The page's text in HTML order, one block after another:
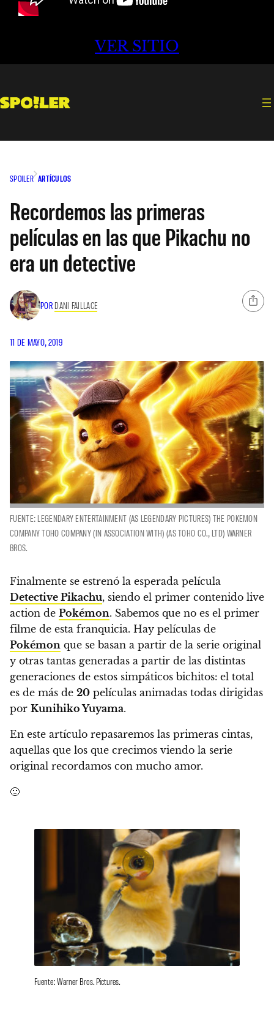
VER SITIO
SPOILER ARTÍCULOS
Recordemos las primeras
películas en las que Pikachu no
era un detective
POR DANI FAILLACE
11 DE MAYO, 2019
FUENTE: LEGENDARY ENTERTAINMENT (AS LEGENDARY PICTURES) THE POKEMON
COMPANY TOHO COMPANY (IN ASSOCIATION WITH) (AS TOHO CO., LTD) WARNER
BROS.
Finalmente se estrenó la esperada película
Detective Pikachu, siendo el primer contenido live
action de Pokémon. Sabemos que no es el primer
filme de esta franquicia. Hay películas de
Pokémon que se basan a partir de la serie original
y otras tantas generadas a partir de las distintas
generaciones de estos simpáticos bichitos: el total
es de más de 20 películas animadas todas dirigidas
por Kunihiko Yuyama.
En este artículo repasaremos las primeras cintas,
aquellas que los que crecimos viendo la serie
original recordamos con mucho amor.
🙂
Fuente: Warner Bros. Pictures.